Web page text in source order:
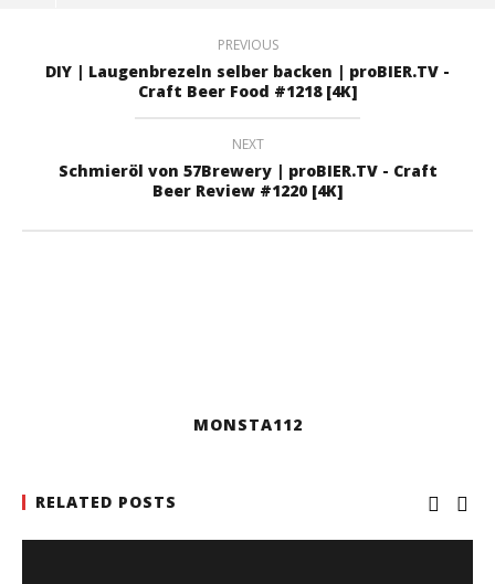
PREVIOUS
DIY | Laugenbrezeln selber backen | proBIER.TV -
Craft Beer Food #1218 [4K]
NEXT
Schmieröl von 57Brewery | proBIER.TV - Craft
Beer Review #1220 [4K]
MONSTA112
RELATED POSTS